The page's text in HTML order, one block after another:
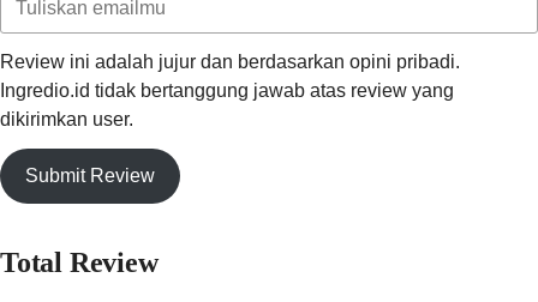
Review ini adalah jujur dan berdasarkan opini pribadi.
Ingredio.id tidak bertanggung jawab atas review yang
dikirimkan user.
Submit Review
Total Review